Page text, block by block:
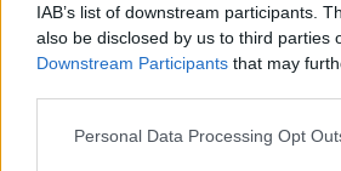
IAB’s list of downstream participants.
also be disclosed by us to third parties
Downstream Participants that may
Personal Data Processing Opt